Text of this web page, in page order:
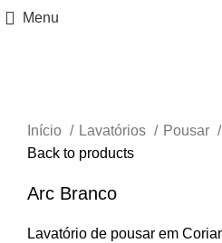
Menu
Início
Lavatórios Pousar
Back to products
Arc Branco
Lavatório de pousar em